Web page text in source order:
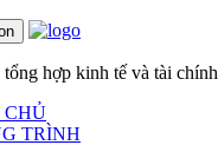
hợp kinh tế và tài chính
CHỦ
TRÌNH